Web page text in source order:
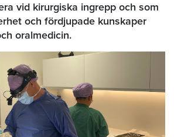
vid kirurgiska ingrepp och som
och fördjupade kunskaper
oralmedicin.